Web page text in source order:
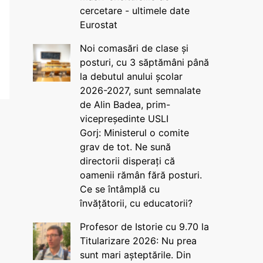
cercetare - ultimele date
Eurostat
Noi comasări de clase și
posturi, cu 3 săptămâni până
la debutul anului școlar
2026-2027, sunt semnalate
de Alin Badea, prim-
vicepreședinte USLI
Gorj: Ministerul o comite
grav de tot. Ne sună
directorii disperați că
oamenii rămân fără posturi.
Ce se întâmplă cu
învățătorii, cu educatorii?
Profesor de Istorie cu 9.70 la
Titularizare 2026: Nu prea
sunt mari așteptările. Din